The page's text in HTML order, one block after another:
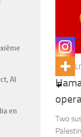
Two
Al
en